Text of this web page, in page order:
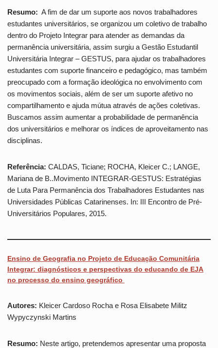
Resumo: A fim de dar um suporte aos novos trabalhadores
estudantes universitários, se organizou um coletivo de trabalho
dentro do Projeto Integrar para atender as demandas da
permanência universitária, assim surgiu a Gestão Estudantil
Universitária Integrar – GESTUS, para ajudar os trabalhadores
estudantes com suporte financeiro e pedagógico, mas também
preocupado com a formação ideológica no envolvimento com
os movimentos sociais, além de ser um suporte afetivo no
compartilhamento e ajuda mútua através de ações coletivas.
Buscamos assim aumentar a probabilidade de permanência
dos universitários e melhorar os índices de aproveitamento nas
disciplinas.
Referência: CALDAS, Ticiane; ROCHA, Kleicer C.; LANGE,
Mariana de B..Movimento INTEGRAR-GESTUS: Estratégias
de Luta Para Permanência dos Trabalhadores Estudantes nas
Universidades Públicas Catarinenses. In: III Encontro de Pré-
Universitários Populares, 2015.
Ensino de Geografia no Projeto de Educação Comunitária
Integrar: diagnósticos e perspectivas do educando de EJA
no processo do ensino geográfico
Autores: Kleicer Cardoso Rocha e Rosa Elisabete Militz
Wypyczynski Martins
Resumo: Neste artigo, pretendemos apresentar uma proposta